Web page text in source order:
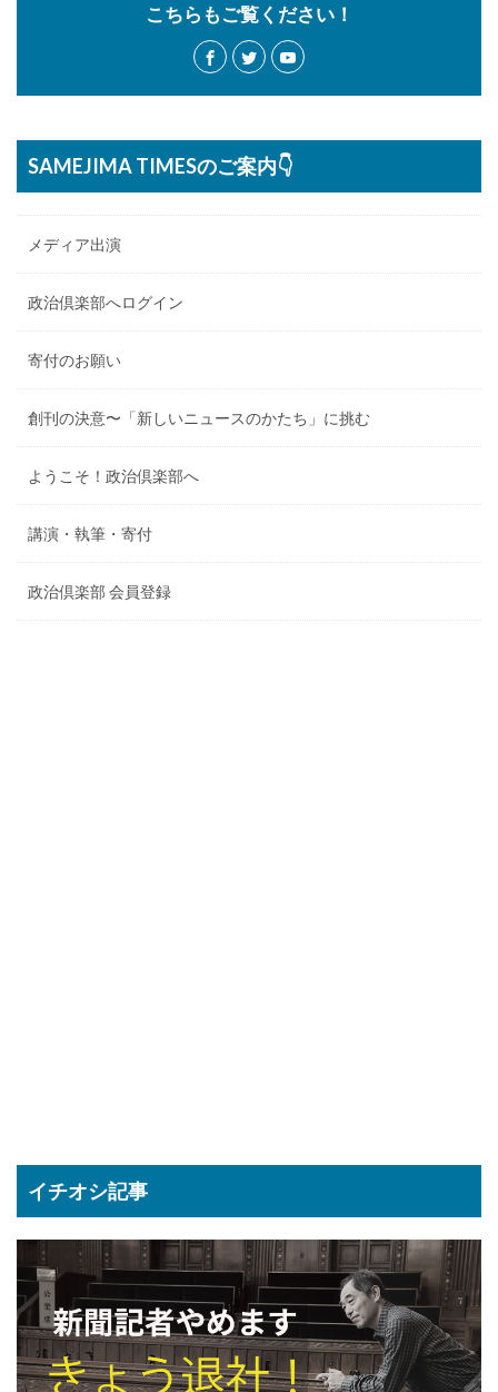
こちらもご覧ください！
SAMEJIMA TIMESのご案内👇
メディア出演
政治倶楽部へログイン
寄付のお願い
創刊の決意〜「新しいニュースのかたち」に挑む
ようこそ！政治倶楽部へ
講演・執筆・寄付
政治倶楽部 会員登録
イチオシ記事